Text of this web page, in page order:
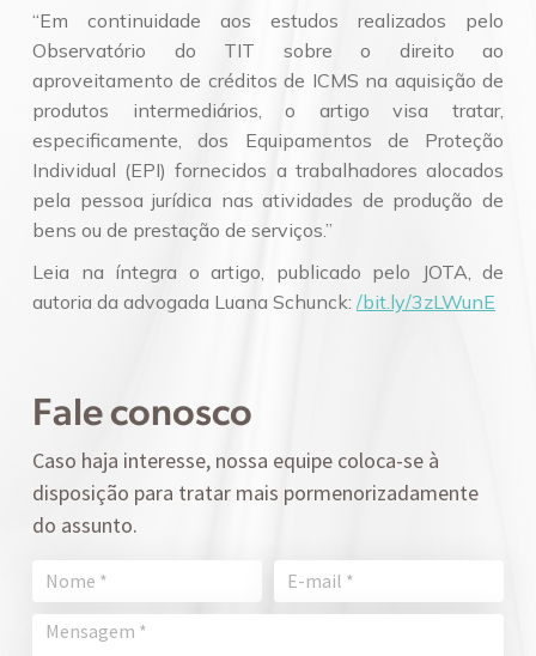
“Em continuidade aos estudos realizados pelo
Observatório do TIT sobre o direito ao
aproveitamento de créditos de ICMS na aquisição de
produtos intermediários, o artigo visa tratar,
especificamente, dos Equipamentos de Proteção
Individual (EPI) fornecidos a trabalhadores alocados
pela pessoa jurídica nas atividades de produção de
bens ou de prestação de serviços.”
Leia na íntegra o artigo, publicado pelo JOTA, de
autoria da advogada Luana Schunck: /bit.ly/3zLWunE
Fale conosco
Caso haja interesse, nossa equipe coloca-se à
disposição para tratar mais pormenorizadamente
do assunto.